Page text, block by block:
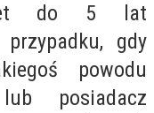
do 5 lat
gdy
powodu
posiadacz